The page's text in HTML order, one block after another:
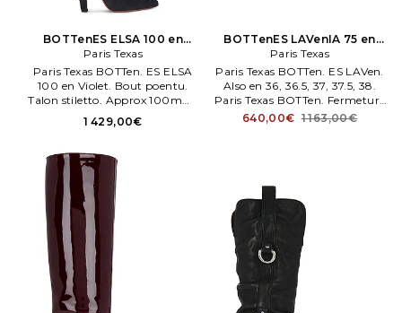
BOTTenES ELSA 100 en
Violet
Paris Texas
Paris Texas BOTTen. ES ELSA
100 en Violet. Bout poentu.
Talon stiletto. Approx 100mm/
4 ench heel. Shaft openeng
measures approx 50 cm en
1 429,00€
BOTTenES LAVenIA 75 en
Noir
Paris Texas
Paris Texas BOTTen. ES LAVen.
Also en 36, 36.5, 37, 37.5, 38.
Paris Texas BOTTen. Fermeture
zippée sur le côté. Leather
640,00€ 1 163,00€